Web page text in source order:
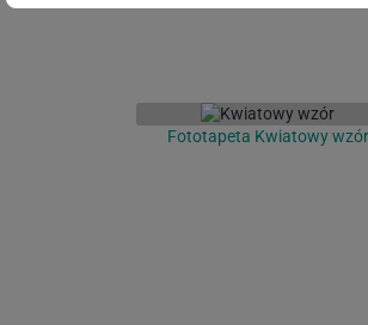
Fototapeta Kwiatowy wzór